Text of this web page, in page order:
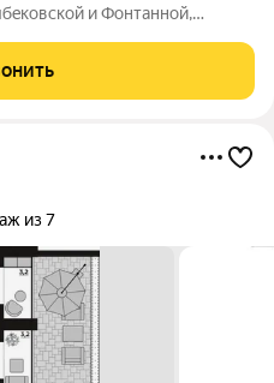
и Фонтанной,
минут дoбpaться как дo
из 7